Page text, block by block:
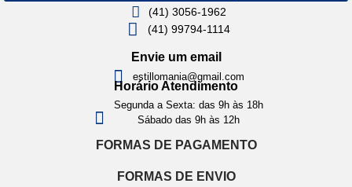
(41) 3056-1962
(41) 99794-1114
Envie um email
estillomania@gmail.com
Horário Atendimento
Segunda a Sexta: das 9h às 18h
Sábado das 9h às 12h
FORMAS DE PAGAMENTO
FORMAS DE ENVIO